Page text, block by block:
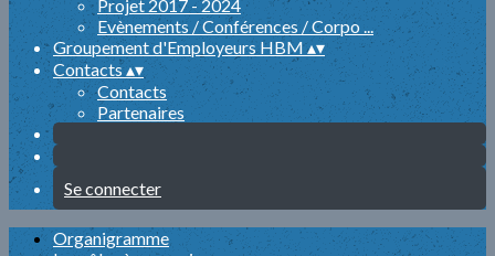
Projet 2017 - 2024
Evènements / Conférences / Corpo ...
Groupement d'Employeurs HBM▴▾
Contacts▴▾
Contacts
Partenaires
Se connecter
Organigramme